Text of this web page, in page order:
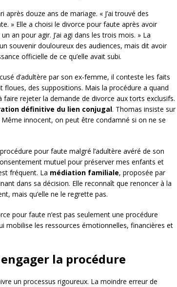
après douze ans de mariage. « J’ai trouvé des
» Elle a choisi le divorce pour faute après avoir
an pour agir. J’ai agi dans les trois mois. » La
souvenir douloureux des audiences, mais dit avoir
officielle de ce qu’elle avait subi.
d’adultère par son ex-femme, il conteste les faits
des suppositions. Mais la procédure a quand
rejeter la demande de divorce aux torts exclusifs.
définitive du lien conjugal. Thomas insiste sur
innocent, on peut être condamné si on ne se
pour faute malgré l’adultère avéré de son
mutuel pour préserver mes enfants et
fréquent. La médiation familiale, proposée par
dans sa décision. Elle reconnaît que renoncer à la
mais qu’elle ne le regrette pas.
pour faute n’est pas seulement une procédure
mobilise les ressources émotionnelles, financières et
la procédure
un processus rigoureux. La moindre erreur de